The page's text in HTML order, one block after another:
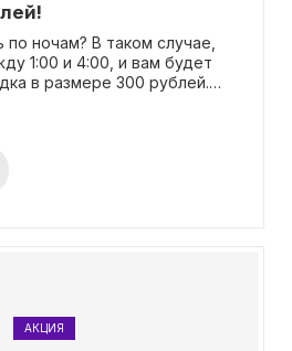
ночам? В таком случае,
1:00 и 4:00, и вам будет
в размере 300 рублей.
можно найти на
АКЦИЯ